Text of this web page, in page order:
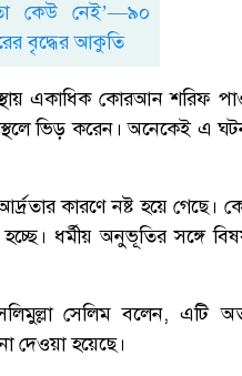
একাধিক কোরআন শরিফ
ভিড় করেন। অনেকেই এ
কারণে নষ্ট হয়ে গেছে।
ধর্মীয় অনুভূতির সঙ্গে
সেলিম বলেন, এটি
দেওয়া হয়েছে।